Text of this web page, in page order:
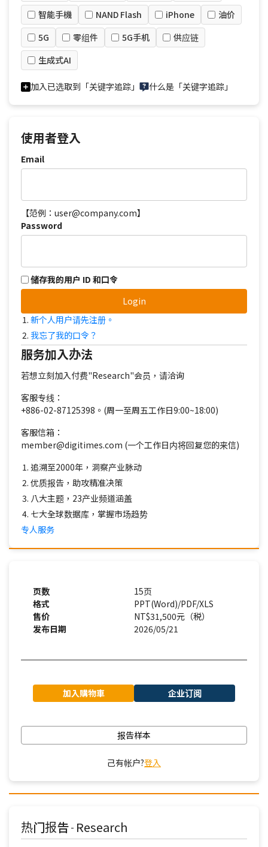
智能手機 NAND Flash iPhone
油价
5G
零组件 5G手机
供应链
生成式AI
加入已选取到「关键字追踪」 什么是「关键字追踪」
使用者登入
Email
【范例：user@company.com】
Password
储存我的用户 ID 和口令
Login
新个人用户请先注册。
我忘了我的口令？
服务加入办法
若想立刻加入付费"Research"会员，请洽询
客服专线：
+886-02-87125398。(周一至周五工作日9:00~18:00)
客服信箱：
member@digitimes.com (一个工作日内将回复您的来信)
追溯至2000年，洞察产业脉动
优质报告，助攻精准决策
八大主题，23产业频道涵盖
七大全球数据库，掌握市场趋势
专人服务
页数
15页
格式
PPT(Word)/PDF/XLS
售价
NT$31,500元（税）
发布日期
2026/05/21
加入購物車 企业订阅
报告样本
己有帐户?登入
热门报告 - Research